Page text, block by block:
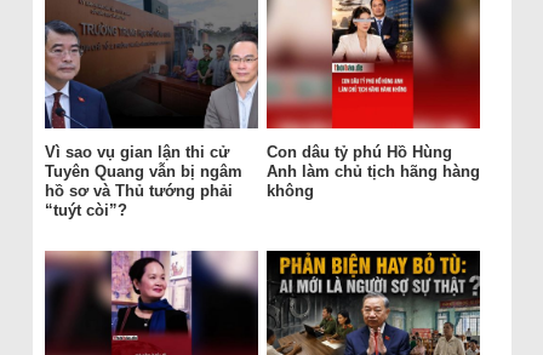
Vì sao vụ gian lận thi cử
Tuyên Quang vẫn bị ngâm
hồ sơ và Thủ tướng phải
“tuýt còi”?
Con dâu tỷ phú Hồ Hùng
Anh làm chủ tịch hãng hàng
không